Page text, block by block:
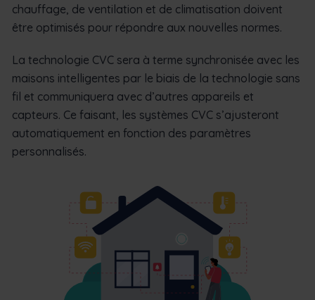
chauffage, de ventilation et de climatisation doivent
être optimisés pour répondre aux nouvelles normes.
La technologie CVC sera à terme synchronisée avec les
maisons intelligentes par le biais de la technologie sans
fil et communiquera avec d’autres appareils et
capteurs. Ce faisant, les systèmes CVC s’ajusteront
automatiquement en fonction des paramètres
personnalisés.